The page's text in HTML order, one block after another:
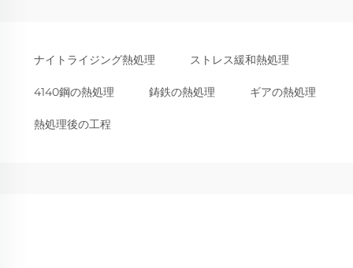
ナイトライジング熱処理 ストレス緩和熱処理
4140鋼の熱処理 鋳鉄の熱処理 ギアの熱処理
熱処理後の工程